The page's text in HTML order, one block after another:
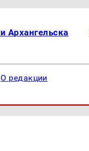
Архангельска
О редакции